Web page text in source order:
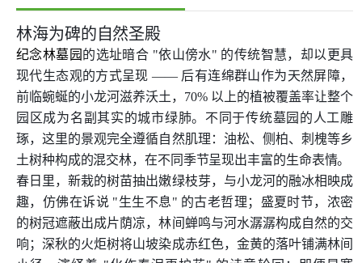
林海为碑的自然圣殿
纪念林墓园 的选址暗合 "依山傍水" 的传统智慧，却以更具
现代生态观的方式呈现 —— 后有连绵群山作为天然屏障，
前临蜿蜒的小龙河滋养沃土，70% 以上的植被覆盖率让整个
园区成为名副其实的城市绿肺。不同于传统墓园的人工雕
琢，这里的景观完全遵循自然肌理：油松、侧柏、刺槐等乡
土树种构成的混交林，在不同季节呈现出丰富的生命表情。
春日里，新栽的树苗抽出嫩绿枝芽，与小龙河的融冰相映成
趣，仿佛在诉说 "生生不息" 的古老哲理；盛夏时节，浓密
的树冠遮蔽出成片荫凉，林间蝉鸣与河水潺潺构成自然的交
响；深秋的火炬树将山坡染成赤红色，金黄的落叶铺满林间